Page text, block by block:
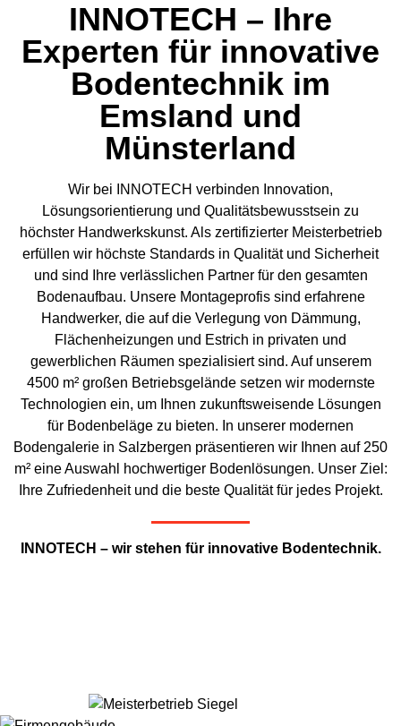
INNOTECH – Ihre
Experten für innovative
Bodentechnik im
Emsland und
Münsterland
Wir bei INNOTECH verbinden Innovation,
Lösungsorientierung und Qualitätsbewusstsein zu
höchster Handwerkskunst. Als zertifizierter Meisterbetrieb
erfüllen wir höchste Standards in Qualität und Sicherheit
und sind Ihre verlässlichen Partner für den gesamten
Bodenaufbau. Unsere Montageprofis sind erfahrene
Handwerker, die auf die Verlegung von Dämmung,
Flächenheizungen und Estrich in privaten und
gewerblichen Räumen spezialisiert sind. Auf unserem
4500 m² großen Betriebsgelände setzen wir modernste
Technologien ein, um Ihnen zukunftsweisende Lösungen
für Bodenbeläge zu bieten. In unserer modernen
Bodengalerie in Salzbergen präsentieren wir Ihnen auf 250
m² eine Auswahl hochwertiger Bodenlösungen. Unser Ziel:
Ihre Zufriedenheit und die beste Qualität für jedes Projekt.
INNOTECH – wir stehen für innovative Bodentechnik.